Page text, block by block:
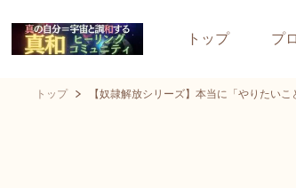
トップ プ
トップ 【奴隷解放シリーズ】本当に「やりたい